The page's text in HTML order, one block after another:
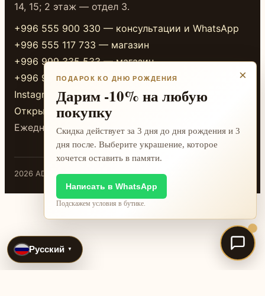
14, 15; 2 этаж — отдел 3.
+996 555 900 330 — консультации и WhatsApp
+996 555 117 733 — магазин
+996 999 335 533 — магазин
+996 999 338 333 — магазин
Instagram
Открыть в 2GIS
Ежедневно 10:00-20:00
2026 ADAMANT · Бишкек
Русский ▼
×
ПОДАРОК КО ДНЮ РОЖДЕНИЯ
Дарим -10% на любую
покупку
Скидка действует за 3 дня до дня рождения и 3
дня после. Выберите украшение, которое
хочется оставить в памяти.
Написать в WhatsApp
Подскажем условия в бутике.